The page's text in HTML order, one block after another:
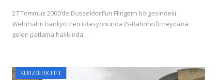
27 Temmuz 2000’de Düsseldorf’un Flingern bölgesindeki
Wehrhahn banliyö tren istasyonunda (S-Bahnhof) meydana
gelen patlama hakkında…
KURZBERICHTE